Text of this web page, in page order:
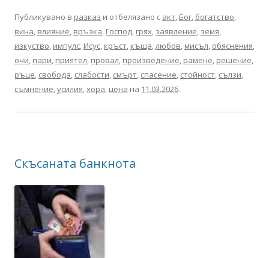
Публикувано в разказ и отбелязано с акт, Бог, богатство,
вина, влияние, връзка, Господ, грях, заявление, земя,
изкуство, импулс, Исус, кръст, къща,любов, мисъл, обяснения,
очи, пари, приятел, провал, произведение, рамене, решение,
ръце, свобода, слабости, смърт, спасение, стойност, сълзи,
съмнение,усилия,хора, цена на 11.03.2026.
Скъсаната банкнота